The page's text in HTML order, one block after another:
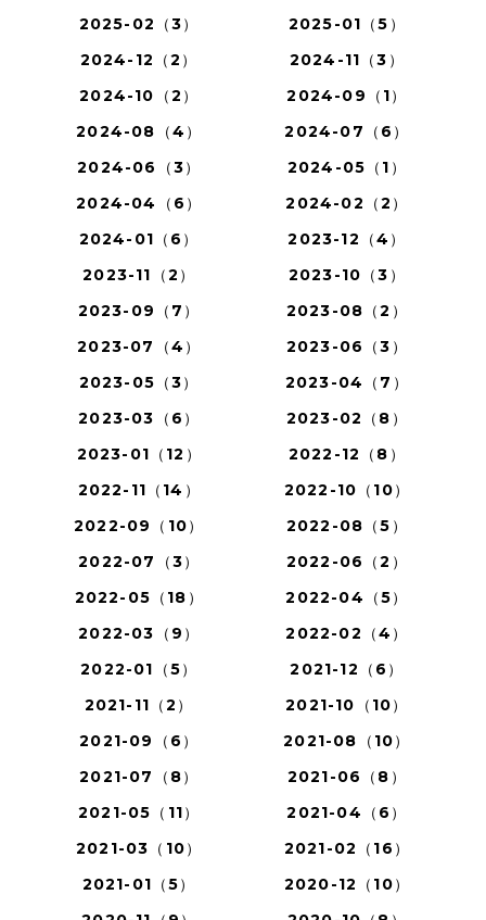
2025-02（3）
2025-01（5）
2024-12（2）
2024-11（3）
2024-10（2）
2024-09（1）
2024-08（4）
2024-07（6）
2024-06（3）
2024-05（1）
2024-04（6）
2024-02（2）
2024-01（6）
2023-12（4）
2023-11（2）
2023-10（3）
2023-09（7）
2023-08（2）
2023-07（4）
2023-06（3）
2023-05（3）
2023-04（7）
2023-03（6）
2023-02（8）
2023-01（12）
2022-12（8）
2022-11（14）
2022-10（10）
2022-09（10）
2022-08（5）
2022-07（3）
2022-06（2）
2022-05（18）
2022-04（5）
2022-03（9）
2022-02（4）
2022-01（5）
2021-12（6）
2021-11（2）
2021-10（10）
2021-09（6）
2021-08（10）
2021-07（8）
2021-06（8）
2021-05（11）
2021-04（6）
2021-03（10）
2021-02（16）
2021-01（5）
2020-12（10）